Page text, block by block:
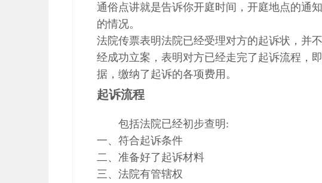
通俗点讲就是告诉你开庭时间，开庭地点的通
的情况。
法院传票表明法院已经受理对方的起诉状，并
经成功立案，表明对方已经走完了起诉流程，
据，缴纳了起诉的各项费用。
起诉流程
包括法院已经初步查明:
一、符合起诉条件
二、准备好了起诉材料
三、法院有管辖权